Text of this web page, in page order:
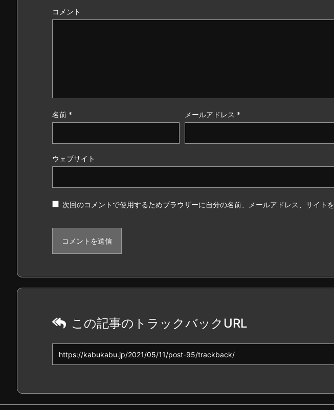
コメント
名前 * メールアドレス *
ウェブサイト
次回のコメントで使用するためブラウザーに自分の名前、メールアドレス、サイトを
この記事のトラックバックURL